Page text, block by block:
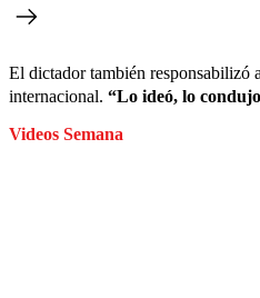
El dictador también responsabilizó
internacional. “Lo ideó, lo
Videos Semana